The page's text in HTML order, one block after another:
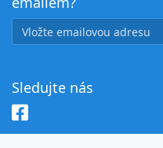
Sledujte nás